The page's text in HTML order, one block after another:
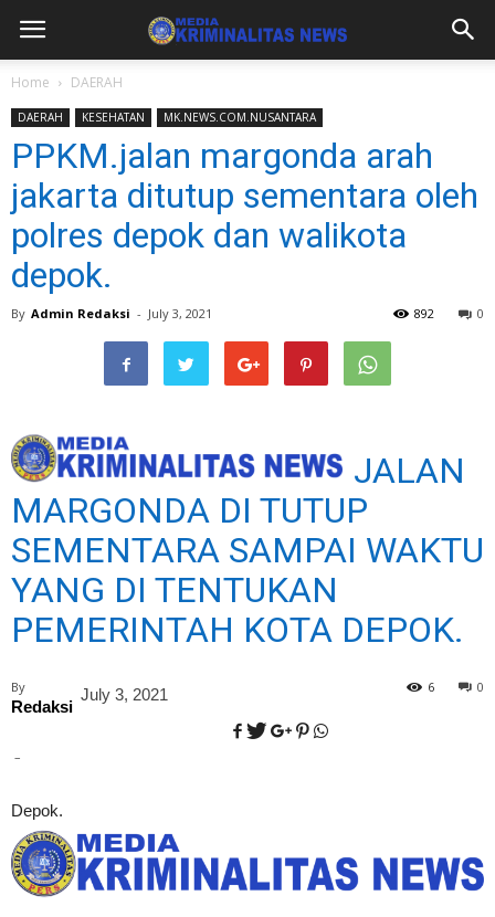
Home DAERAH
DAERAH KESEHATAN MK.NEWS.COM.NUSANTARA
PPKM.jalan margonda arah
jakarta ditutup sementara oleh
polres depok dan walikota
depok.
By Admin Redaksi - July 3, 2021 0
892
JALAN
MARGONDA DI TUTUP
SEMENTARA SAMPAI WAKTU
YANG DI TENTUKAN
PEMERINTAH KOTA DEPOK.
By
Redaksi
–
July 3, 2021 0
6
Depok.